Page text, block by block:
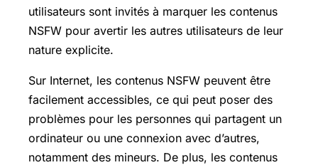
utilisateurs sont invités à marquer les contenus
NSFW pour avertir les autres utilisateurs de leur
nature explicite.
Sur Internet, les contenus NSFW peuvent être
facilement accessibles, ce qui peut poser des
problèmes pour les personnes qui partagent un
ordinateur ou une connexion avec d’autres,
notamment des mineurs. De plus, les contenus